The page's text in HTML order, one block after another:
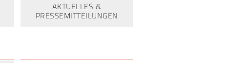
AKTUELLES &
PRESSEMITTEILUNGEN